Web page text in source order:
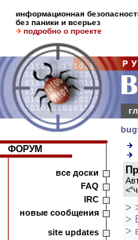
информационная
без паники и всерьез
подробно о проекте
ФОРУМ
все доски
FAQ
IRC
новые сообщения
site updates
<
>
>
>